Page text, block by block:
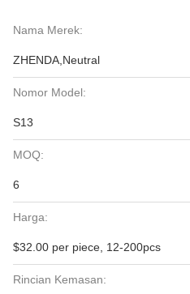
Nama Merek:
ZHENDA,Neutral
Nomor Model:
S13
MOQ:
6
Harga:
$32.00 per piece, 12-200pcs
Rincian Kemasan: